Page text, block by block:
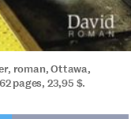
roman, Ottawa,
pages, 23,95 $.